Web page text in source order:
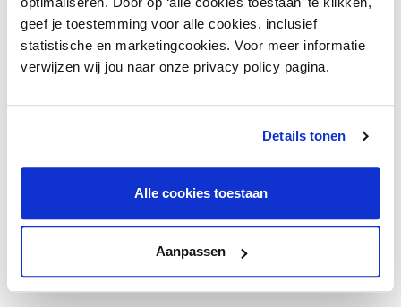
geef je toestemming voor alle cookies, inclusief
statistische en marketingcookies. Voor meer informatie
verwijzen wij jou naar onze privacy policy pagina.
Details tonen
Alle cookies toestaan
Aanpassen
sterk team.
Wat levert het je op?
Je haalt meer uit talent in je team